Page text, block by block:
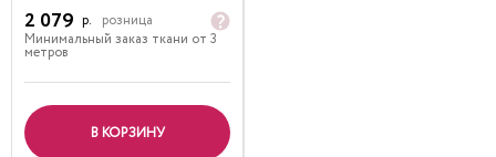
2 079 р.
розница
Минимальный заказ ткани от 3
метров
В КОРЗИНУ